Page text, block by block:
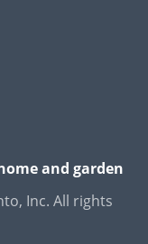
and garden
Inc. All rights